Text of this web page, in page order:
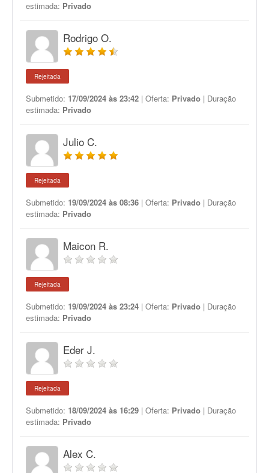
estimada: Privado
Rodrigo O.
Rejeitada
Submetido: 17/09/2024 às 23:42 | Oferta: Privado | Duração
estimada: Privado
Julio C.
Rejeitada
Submetido: 19/09/2024 às 08:36 | Oferta: Privado | Duração
estimada: Privado
Maicon R.
Rejeitada
Submetido: 19/09/2024 às 23:24 | Oferta: Privado | Duração
estimada: Privado
Eder J.
Rejeitada
Submetido: 18/09/2024 às 16:29 | Oferta: Privado | Duração
estimada: Privado
Alex C.